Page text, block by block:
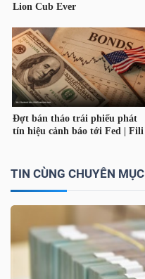
TIN CÙNG CHUYÊN MỤC
CHĂM
SÓC
SỨC
KHỎE
CHÍNH